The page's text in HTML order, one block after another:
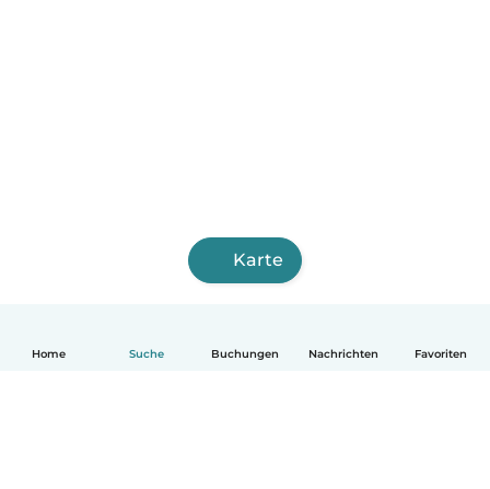
Home Suche Buchungen Nachrichten Favoriten
Karte